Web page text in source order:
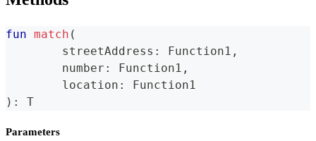
fun match (
	streetAddress
: Function1 ,
	number
: Function1 ,
	location
:
Function1
) : T
Parameters